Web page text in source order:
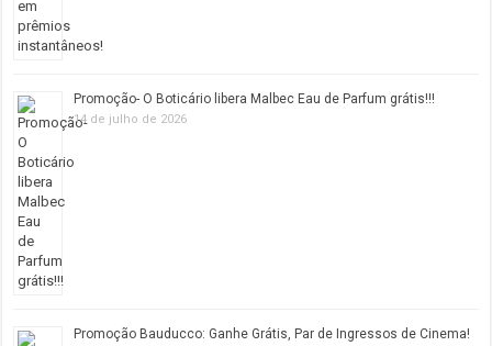
Promoção- O Boticário libera Malbec Eau de Parfum grátis!!!
14 de julho de 2026
Promoção Bauducco: Ganhe Grátis, Par de Ingressos de Cinema!